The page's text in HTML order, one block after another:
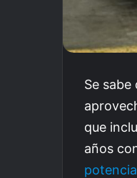
Se
que
años
potencia